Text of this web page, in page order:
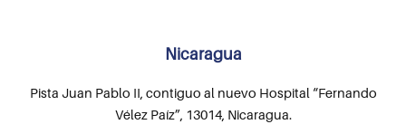
Nicaragua
Pista Juan Pablo II, contiguo al nuevo Hospital “Fernando
Vélez Paíz”, 13014, Nicaragua.